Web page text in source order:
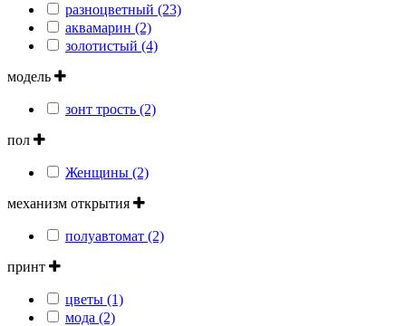
разноцветный (23)
аквамарин (2)
золотистый (4)
модель
зонт трость (2)
пол
Женщины (2)
механизм открытия
полуавтомат (2)
принт
цветы (1)
мода (2)